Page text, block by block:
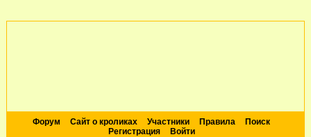
Форум Сайт о кроликах Участники Правила
Поиск
Регистрация
Войти